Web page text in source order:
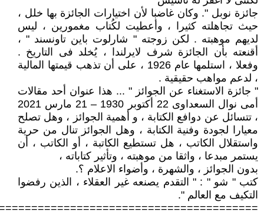
جائزة نوبل ". وكان غاضبا لأن اختيارات الجائزة بها خلل ،
حيث تجاهلته كثيرا ، وأعطيت لكُتاب مغمورين ، ليس
لديهم موهبته . لكن زوجته " شارلوت باين تاونسند " ،
أقنعته بأن الجائزة شرف لايرلندا ، يُخلد فى التاريخ .
وفعلا ، استلمها عام 1926 ، على أن تذهب قيمتها المالية
، لدعم مواهب حقيقية .
" جائزة الاستغناء عن الجوائز " ... هذا عنوان أحد مقالات
أمى نوال السعداوى 22 أكتوبر 1930 – 21 مارس 2021
، تتسائل عن دوافع الكتابة ، و أهمية الجوائز ، وهل تصلح
معيارا لجودة وفنية الكتابة ، وهل الجوائز تنال من حرية
واستقلال الكاتب ، هل تستطيع الكاتبة ، أو الكاتب ، أن
يستمر مبدعا ، واثقا من موهبته ، وتأثير كتاباته ،
بدون الجوائز ، والشهرة ، وأضواء الاعلام ؟.
كتب " شو " : " التقدم يصنعه غير العقلاء ، الذين رفضوا
التكيف مع العالم ".